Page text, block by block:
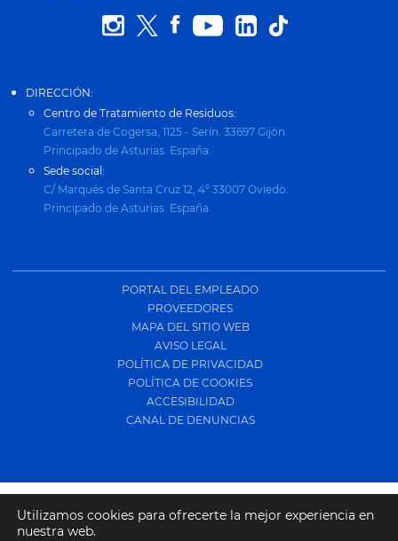
DIRECCIÓN:
Centro de Tratamiento de Residuos:
Carretera de Cogersa, 1125 - Serín. 33697 Gijón.
Principado de Asturias. España.
Sede social:
C/ Marqués de Santa Cruz 12, 4º 33007 Oviedo.
Principado de Asturias. España.
PORTAL DEL EMPLEADO
PROVEEDORES
MAPA DEL SITIO WEB
AVISO LEGAL
POLÍTICA DE PRIVACIDAD
POLÍTICA DE COOKIES
ACCESIBILIDAD
CANAL DE DENUNCIAS
Utilizamos cookies para ofrecerte la mejor experiencia en
nuestra web.